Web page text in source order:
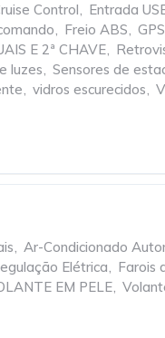
Control, Entrada
, Freio ABS, GPS
E 2ª CHAVE,
luzes, Sensores de
, vidros escurecidos,
, Ar-Condicionado
Elétrica, Farois
EM PELE,